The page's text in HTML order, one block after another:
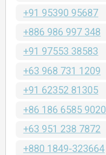
+91 95390 95687
+886 986 997 348
+91 97553 38583
+63 968 731 1209
+91 62352 81305
+86 186 6585 9020
+63 951 238 7872
+880 1849-323664